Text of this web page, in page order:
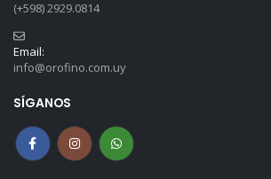
(+598) 2929.0814
Email:
info@orofino.com.uy
SÍGANOS